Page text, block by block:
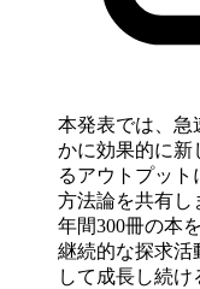
本発表では、急
かに効果的に新
るアウトプッ
方法論を共有し
年間300冊の本
継続的な探求活
して成長し続け